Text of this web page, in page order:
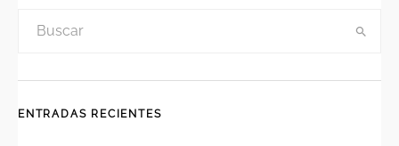
ENTRADAS RECIENTES